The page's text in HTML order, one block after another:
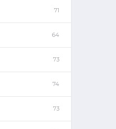
71
64
73
74
73